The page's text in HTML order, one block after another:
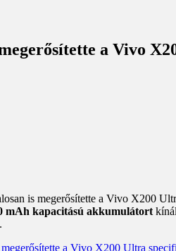
a Vivo
is megerősítette a Vivo X200
mAh kapacitású akkumulátort